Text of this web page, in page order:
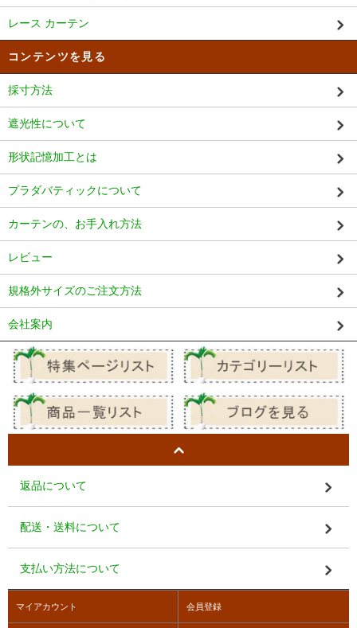
レース カーテン
コンテンツを見る
採寸方法
遮光性について
形状記憶加工とは
プラダバティックについて
カーテンの、お手入れ方法
レビュー
規格外サイズのご注文方法
会社案内
返品について
配送・送料について
支払い方法について
マイアカウント 会員登録